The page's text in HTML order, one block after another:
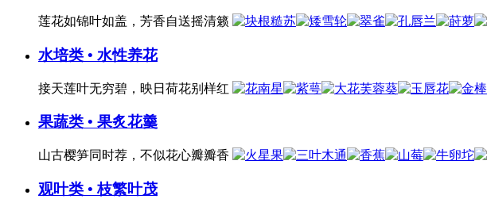
莲花如锦叶如盖，芳香自送摇清籁
水培类 • 水性养花
接天莲叶无穷碧，映日荷花别样红
果蔬类 • 果炙花羹
山古樱笋同时荐，不似花心瓣瓣香
观叶类 • 枝繁叶茂